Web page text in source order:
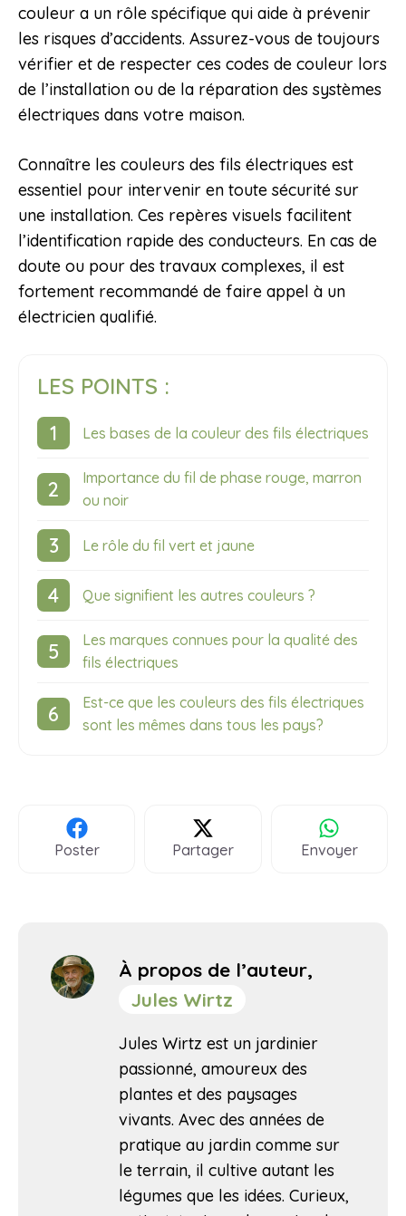
couleur a un rôle spécifique qui aide à prévenir
les risques d’accidents. Assurez-vous de toujours
vérifier et de respecter ces codes de couleur lors
de l’installation ou de la réparation des systèmes
électriques dans votre maison.
Connaître les couleurs des fils électriques est
essentiel pour intervenir en toute sécurité sur
une installation. Ces repères visuels facilitent
l’identification rapide des conducteurs. En cas de
doute ou pour des travaux complexes, il est
fortement recommandé de faire appel à un
électricien qualifié.
LES POINTS :
Les bases de la couleur des fils électriques
Importance du fil de phase rouge, marron
ou noir
Le rôle du fil vert et jaune
Que signifient les autres couleurs ?
Les marques connues pour la qualité des
fils électriques
Est-ce que les couleurs des fils électriques
sont les mêmes dans tous les pays?
Poster Partager Envoyer
À propos de l’auteur,
Jules Wirtz
Jules Wirtz est un jardinier
passionné, amoureux des
plantes et des paysages
vivants. Avec des années de
pratique au jardin comme sur
le terrain, il cultive autant les
légumes que les idées. Curieux,